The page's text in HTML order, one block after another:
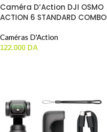
Caméra D’Action DJI OSMO
ACTION 6 STANDARD COMBO
Caméras D'Action
122.000 DA